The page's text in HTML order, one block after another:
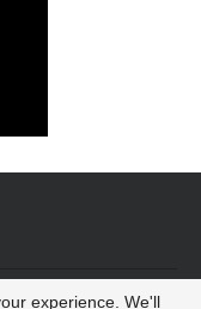
Reserved
experience. We'll